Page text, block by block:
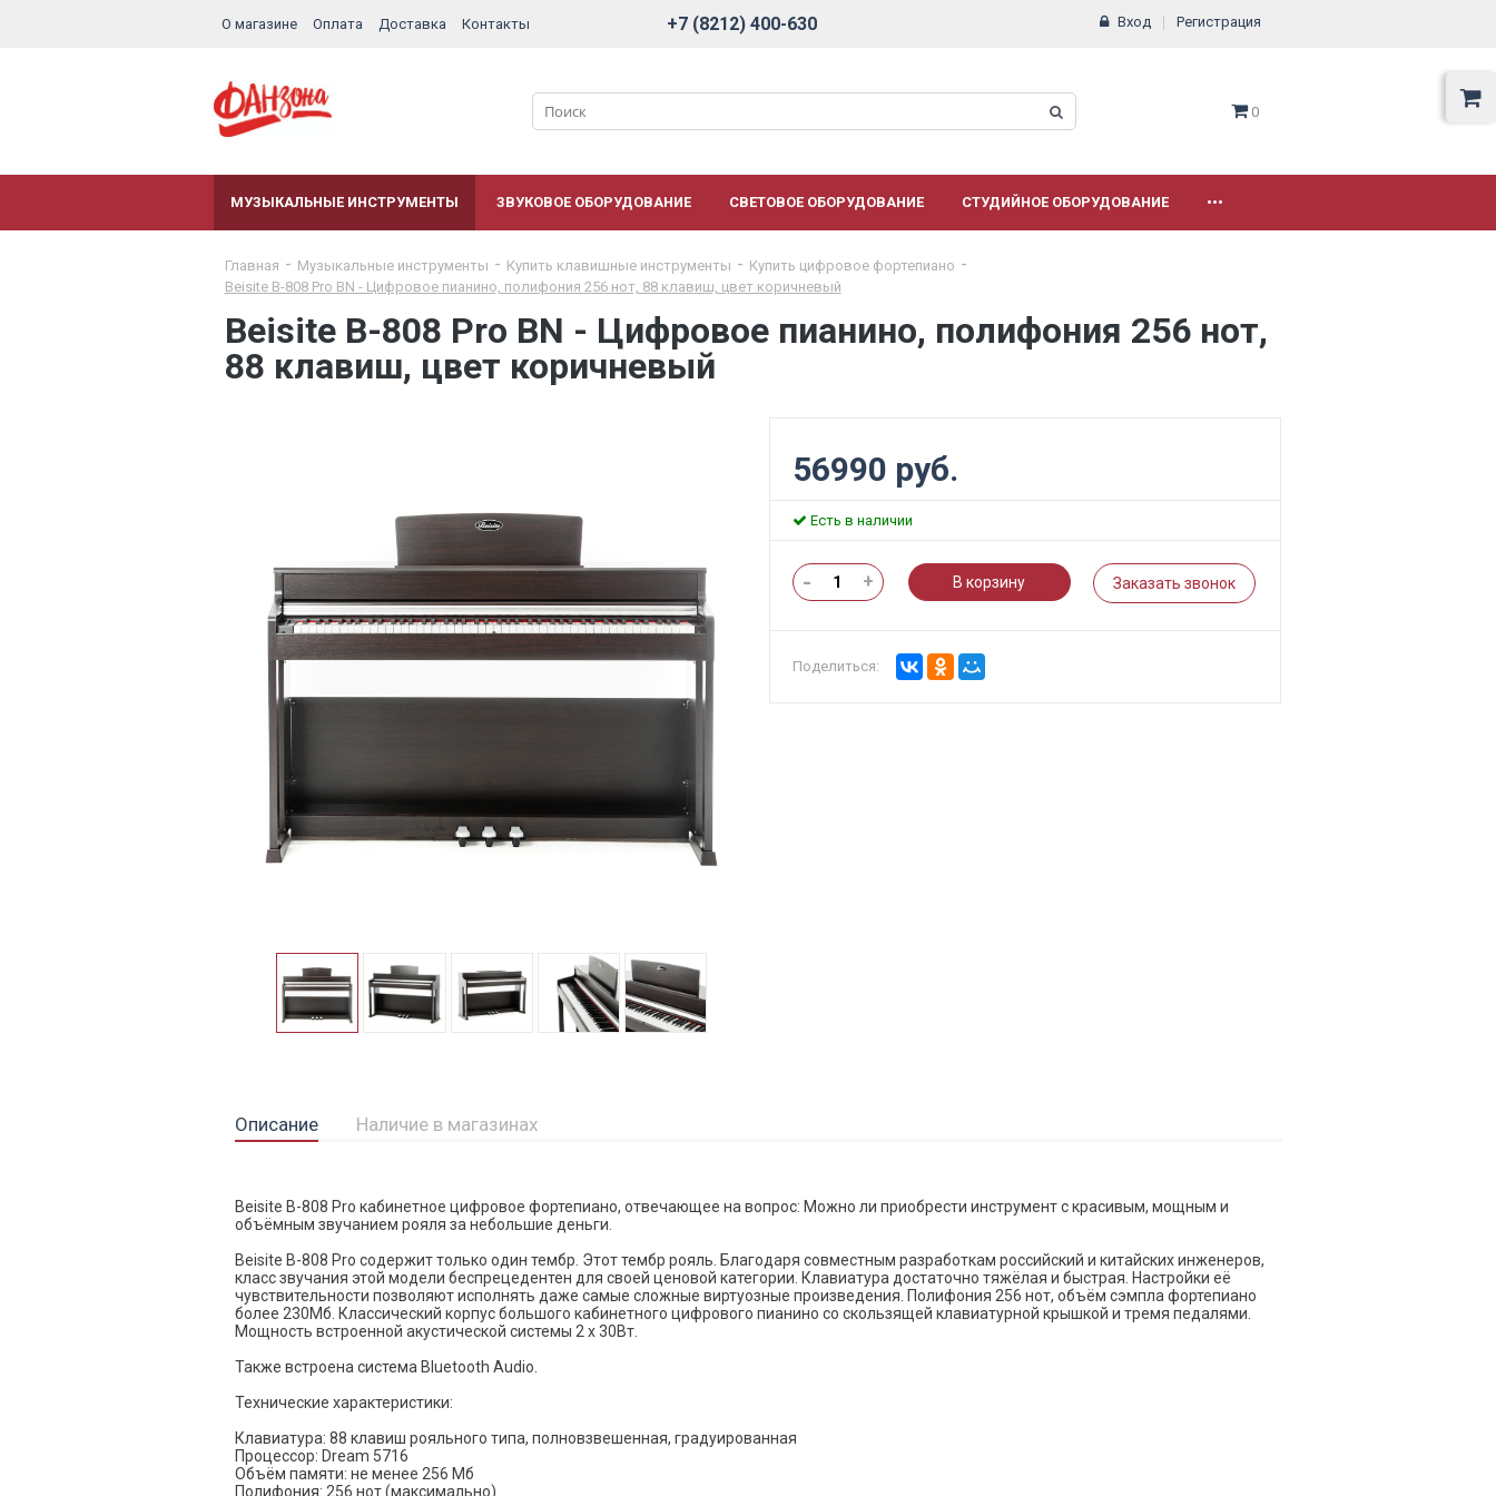
О магазине Оплата Доставка Контакты +7 (8212) 400-630 Вход Регистрация
0
МУЗЫКАЛЬНЫЕ ИНСТРУМЕНТЫ ЗВУКОВОЕ ОБОРУДОВАНИЕ СВЕТОВОЕ ОБОРУДОВАНИЕ СТУДИЙНОЕ ОБОРУДОВАНИЕ •••
Главная Музыкальные инструменты Купить клавишные инструменты
Купить цифровое фортепиано
Beisite B-808 Pro BN - Цифровое пианино, полифония 256 нот, 88 клавиш, цвет коричневый
Beisite B-808 Pro BN - Цифровое пианино, полифония 256 нот,
88 клавиш, цвет коричневый
56990 руб.
Есть в наличии
- + В корзину Заказать звонок
Поделиться:
Описание Наличие в магазинах
Beisite B-808 Pro кабинетное цифровое фортепиано, отвечающее на вопрос: Можно ли приобрести инструмент с красивым, мощным и
объёмным звучанием рояля за небольшие деньги.
Beisite B-808 Pro содержит только один тембр. Этот тембр рояль. Благодаря совместным разработкам российский и китайских инженеров,
класс звучания этой модели беспрецедентен для своей ценовой категории. Клавиатура достаточно тяжёлая и быстрая. Настройки её
чувствительности позволяют исполнять даже самые сложные виртуозные произведения. Полифония 256 нот, объём сэмпла фортепиано
более 230Мб. Классический корпус большого кабинетного цифрового пианино со скользящей клавиатурной крышкой и тремя педалями.
Мощность встроенной акустической системы 2 х 30Вт.
Также встроена система Bluetooth Audio.
Технические характеристики:
Клавиатура: 88 клавиш рояльного типа, полновзвешенная, градуированная
Процессор: Dream 5716
Объём памяти: не менее 256 Мб
Полифония: 256 нот (максимально)